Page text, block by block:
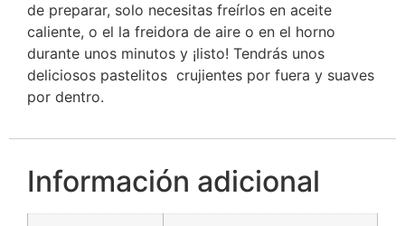
de preparar, solo necesitas freírlos en aceite
caliente, o el la freidora de aire o en el horno
durante unos minutos y ¡listo! Tendrás unos
deliciosos pastelitos crujientes por fuera y suaves
por dentro.
Información adicional